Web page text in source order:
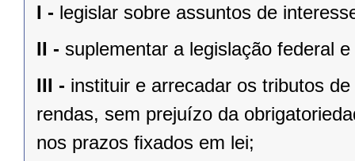
I - legislar sobre assuntos de
II - suplementar a legislação federal
III - instituir e arrecadar os tributos
rendas, sem prejuízo da
nos prazos ﬁxados em lei;